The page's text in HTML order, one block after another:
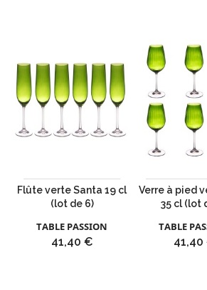
Flûte verte Santa 19 cl
(lot de 6)
TABLE PASSION
Prix
41,40 €
Verre à pied
35 cl (lot
TABLE
Prix
41,40